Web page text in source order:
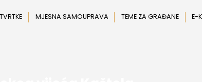
MJESNA SAMOUPRAVA TEME ZA GRAĐANE E-